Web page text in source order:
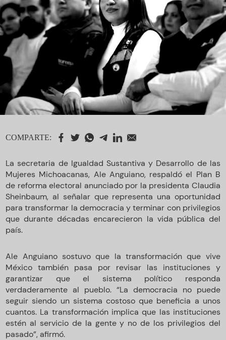
COMPARTE:
La secretaria de Igualdad Sustantiva y Desarrollo de las
Mujeres Michoacanas, Ale Anguiano, respaldó el Plan B
de reforma electoral anunciado por la presidenta Claudia
Sheinbaum, al señalar que representa una oportunidad
para transformar la democracia y terminar con privilegios
que durante décadas encarecieron la vida pública del
país.
Ale Anguiano sostuvo que la transformación que vive
México también pasa por revisar las instituciones y
garantizar que el sistema político responda
verdaderamente al pueblo. “La democracia no puede
seguir siendo un sistema costoso que beneficia a unos
cuantos. La transformación implica que las instituciones
estén al servicio de la gente y no de los privilegios del
pasado”, afirmó.